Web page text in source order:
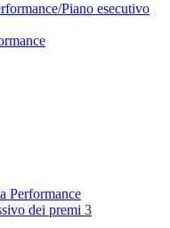
Piano esecutivo
Performance
dei premi 3